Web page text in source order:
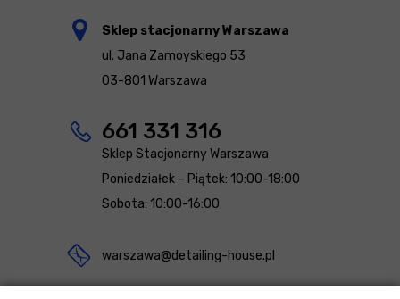
Sklep stacjonarny Warszawa
ul. Jana Zamoyskiego 53
03-801 Warszawa
661 331 316
Sklep Stacjonarny Warszawa
Poniedziałek – Piątek: 10:00-18:00
Sobota: 10:00-16:00
warszawa@detailing-house.pl